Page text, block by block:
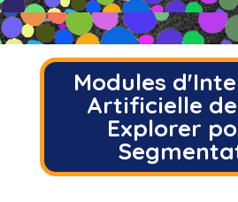
Modules
Artificielle de
Explorer